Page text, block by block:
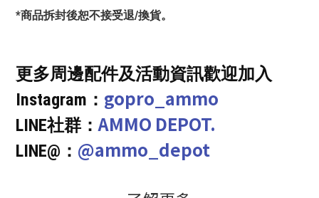
*商品拆封後恕不接受退/換貨。
更多周邊配件及活動資訊歡迎加入
Instagram： gopro_ammo
LINE社群：AMMO DEPOT.
LINE@： @ammo_depot